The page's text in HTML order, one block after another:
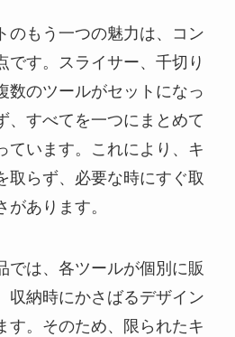
のもう一つの魅力は、コン
です。スライサー、千切り
数のツールがセットになっ
、すべてを一つにまとめて
ています。これにより、キ
取らず、必要な時にすぐ取
があります。
では、各ツールが個別に販
収納時にかさばるデザイン
す。そのため、限られたキ